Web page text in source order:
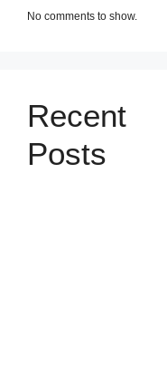
No comments to show.
Recent
Posts